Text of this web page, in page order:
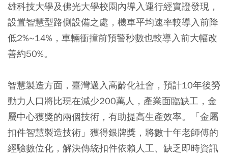
雄科技大學及佛光大學校園內導入運行經實證發現，
設置智慧型路側設備之處，機車平均速率較導入前降
低2%~14%，車輛衝撞前預警秒數也較導入前大幅改
善約50%。
智慧製造方面，臺灣邁入高齡化社會，預計10年後勞
動力人口將比現在減少200萬人，產業面臨缺工，金
屬中心獲獎的兩個技術，有助提高生產效率。「金屬
扣件智慧製造技術」獲得銀牌獎，將數十年老師傅的
經驗數位化，解決傳統扣件依賴人工、缺乏即時資訊